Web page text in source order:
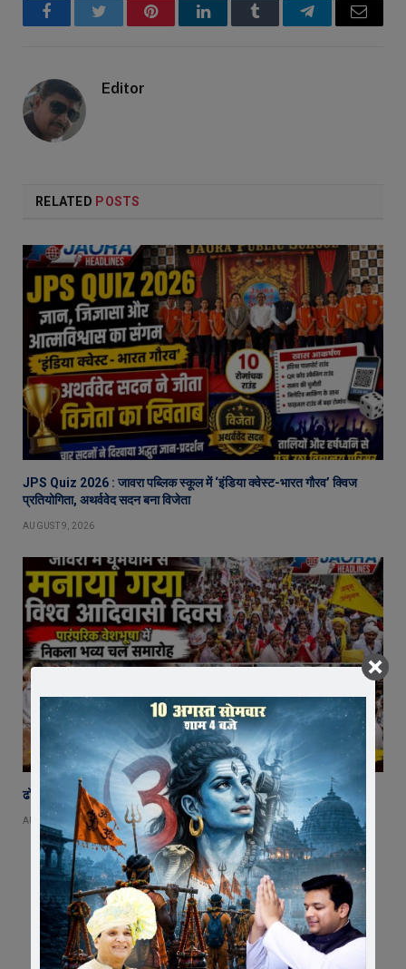
FacebookTwitter PinterestLinkedInTumblr TelegramEmail
Editor
RELATED POSTS
JPS Quiz 2026 : जावरा पब्लिक स्कूल में ‘इंडिया क्वेस्ट-भारत गौरव’ क्विज
प्रतियोगिता, अथर्ववेद सदन बना विजेता
AUGUST 9, 2026
ढोल-मांदल की थाप पर गूंजा जावरा, विश्व आदिवासी दिवस पर उमड़ा जनसैलाब
AUGUST 9, 2026